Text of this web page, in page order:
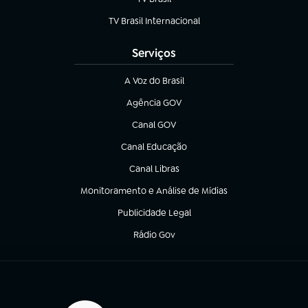
(abre em nova aba)
TV Brasil Internacional
(abre em nova aba)
Serviços
A Voz do Brasil
(abre em nova aba)
Agência GOV
(abre em nova aba)
Canal GOV
(abre em nova aba)
Canal Educação
(abre em nova aba)
Canal Libras
(abre em nova aba)
Monitoramento e Análise de Mídias
(abre em nova aba)
Publicidade Legal
(abre em nova aba)
Rádio Gov
(abre em nova aba)